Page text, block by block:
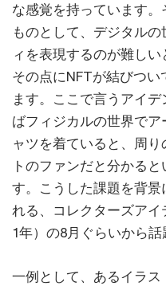
な感覚を持っています
ものとして、デジタル
ィを表現するのが難しい
その点にNFTが結びつい
ます。ここで言うアイ
ばフィジカルの世界で
ャツを着ていると、周
トのファンだと分かる
す。こうした課題を背
れる、コレクターズア
1年）の8月ぐらいから話
一例として、あるイラ